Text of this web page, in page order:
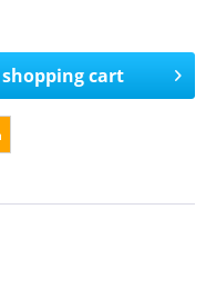
shopping cart